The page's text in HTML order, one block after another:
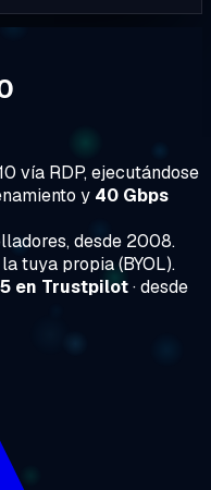
vía RDP, ejecutándose
y 40 Gbps
desde 2008.
tuya propia (BYOL).
en Trustpilot· desde